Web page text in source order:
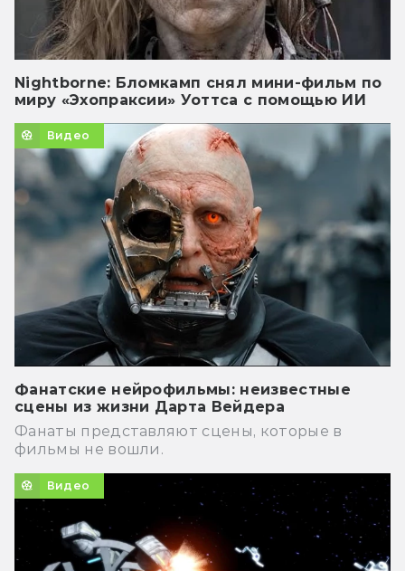
Nightborne: Бломкамп снял мини-фильм по
миру «Эхопраксии» Уоттса с помощью ИИ
Видео
Фанатские нейрофильмы: неизвестные
сцены из жизни Дарта Вейдера
Фанаты представляют сцены, которые в
фильмы не вошли.
Видео